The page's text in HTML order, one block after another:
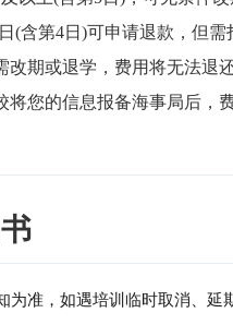
(含第4日)可申请退款，但
改期或退学，费用将无法退
将您的信息报备海事局后，
为准，如遇培训临时取消、